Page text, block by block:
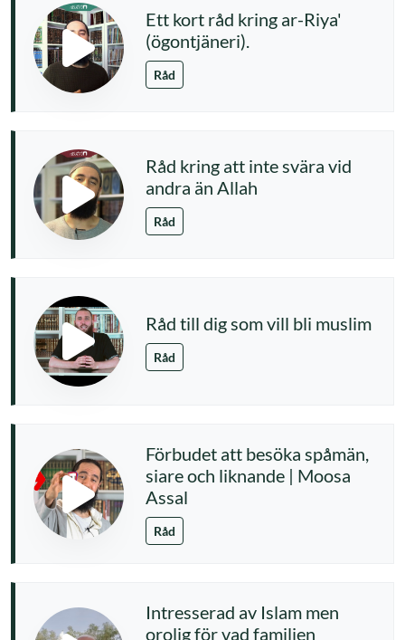
Ett kort råd kring ar-Riya'
(ögontjäneri).
Råd
Råd kring att inte svära vid
andra än Allah
Råd
Råd till dig som vill bli muslim
Råd
Förbudet att besöka spåmän,
siare och liknande | Moosa
Assal
Råd
Intresserad av Islam men
orolig för vad familjen